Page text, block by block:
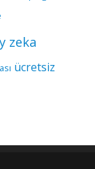
zeka
ücretsiz